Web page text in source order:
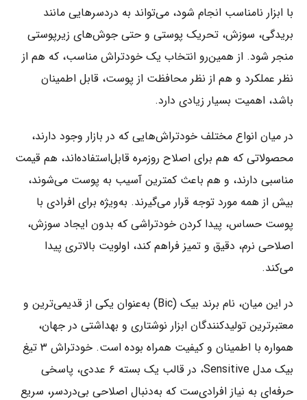
با ابزار نامناسب انجام شود، می‌تواند به دردسرهایی مانند
بریدگی، سوزش، تحریک پوستی و حتی جوش‌های زیرپوستی
منجر شود. از همین‌رو انتخاب یک خودتراش مناسب، که هم از
نظر عملکرد و هم از نظر محافظت از پوست، قابل اطمینان
باشد، اهمیت بسیار زیادی دارد.
در میان انواع مختلف خودتراش‌هایی که در بازار وجود دارند،
محصولاتی که هم برای اصلاح روزمره قابل‌استفاده‌اند، هم قیمت
مناسبی دارند، و هم باعث کمترین آسیب به پوست می‌شوند،
بیش از همه مورد توجه قرار می‌گیرند. به‌ویژه برای افرادی با
پوست حساس، پیدا کردن خودتراشی که بدون ایجاد سوزش،
اصلاحی نرم، دقیق و تمیز فراهم کند، اولویت بالاتری پیدا
می‌کند.
در این میان، نام برند بیک (Bic) به‌عنوان یکی از قدیمی‌ترین و
معتبرترین تولیدکنندگان ابزار نوشتاری و بهداشتی در جهان،
همواره با اطمینان و کیفیت همراه بوده است. خودتراش ۳ تیغ
بیک مدل Sensitive، در قالب یک بسته ۶ عددی، پاسخی
حرفه‌ای به نیاز افرادی‌ست که به‌دنبال اصلاحی بی‌دردسر، سریع